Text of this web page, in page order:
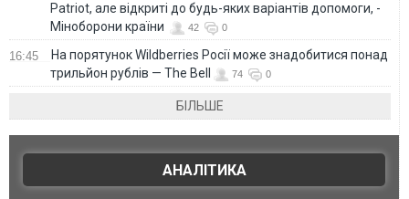
Patriot, але відкриті до будь-яких варіантів допомоги, -
Міноборони країни
42 0
16:45
На порятунок Wildberries Росії може знадобитися понад
трильйон рублів — The Bell
74 0
БІЛЬШЕ
АНАЛІТИКА